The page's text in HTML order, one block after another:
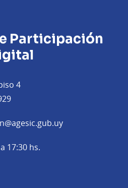
Participación
4
(Abrir en una
17:30 hs.
Digital en X
Ciudadana Digital en Facebook
Ciudadana Digital en